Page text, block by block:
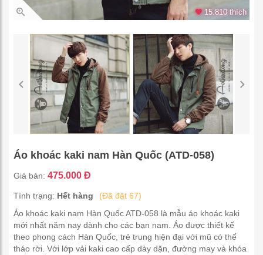
15.810 thích
Áo khoác kaki nam Hàn Quốc (ATD-058)
Giá bán: 475.000 Đ
Tình trạng: Hết hàng
(Đã đặt 67)
Áo khoác kaki nam Hàn Quốc ATD-058 là mẫu áo khoác kaki
mới nhất năm nay dành cho các bạn nam. Áo được thiết kế
theo phong cách Hàn Quốc, trẻ trung hiện đại với mũ có thể
tháo rời. Với lớp vải kaki cao cấp dày dặn, đường may và khóa